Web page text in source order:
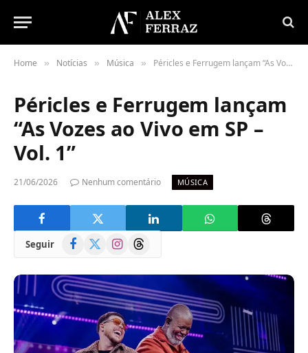
Home » Notícias » Música » Péricles e Ferrugem lançam “As Vozes ao Vivo em SP – Vol. 1”
Péricles e Ferrugem lançam
“As Vozes ao Vivo em SP –
Vol. 1”
21/06/2026 Nenhum comentário MÚSICA
Seguir Facebook
(Twitter)
InstagramThreads